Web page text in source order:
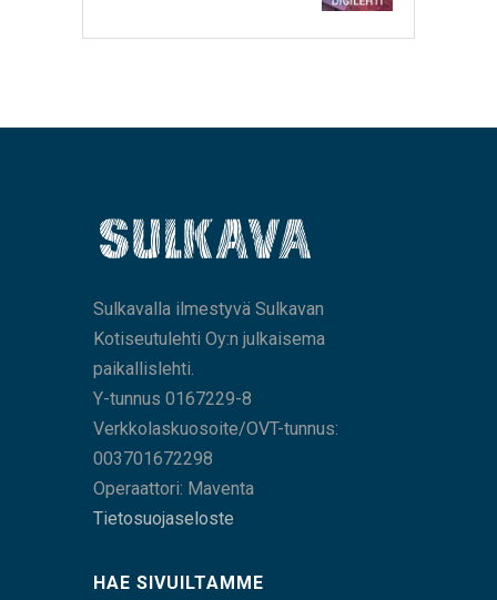
Sulkavalla ilmestyvä Sulkavan
Kotiseutulehti Oy:n julkaisema
paikallislehti.
Y-tunnus 0167229-8
Verkkolaskuosoite/OVT-tunnus:
003701672298
Operaattori: Maventa
Tietosuojaseloste
HAE SIVUILTAMME